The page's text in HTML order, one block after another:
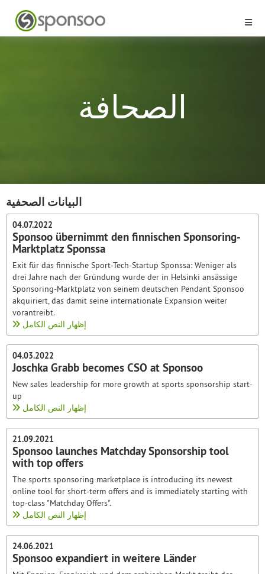
الصحافة
البيانات الصحفية
04.07.2022
Sponsoo übernimmt den finnischen Sponsoring-
Marktplatz Sponssa
Exit für das finnische Sport-Tech-Startup Sponssa: Weniger als
drei Jahre nach der Gründung wurde der in Helsinki ansässige
Sponsoring-Marktplatz von seinem deutschen Pendant Sponsoo
akquiriert, das damit seine internationale Expansion weiter
vorantreibt.
إظهار النص الكامل
04.03.2022
Joschka Grabb becomes CSO at Sponsoo
New sales leadership for more growth at sports sponsorship start-
up
إظهار النص الكامل
21.09.2021
Sponsoo launches Matchday Sponsorship tool
with top offers
The sports sponsoring marketplace is introducing its newest
online tool for short-term offers and is immediately starting with
top-class "Matchday Offers".
إظهار النص الكامل
24.06.2021
Sponsoo expandiert in weitere Länder